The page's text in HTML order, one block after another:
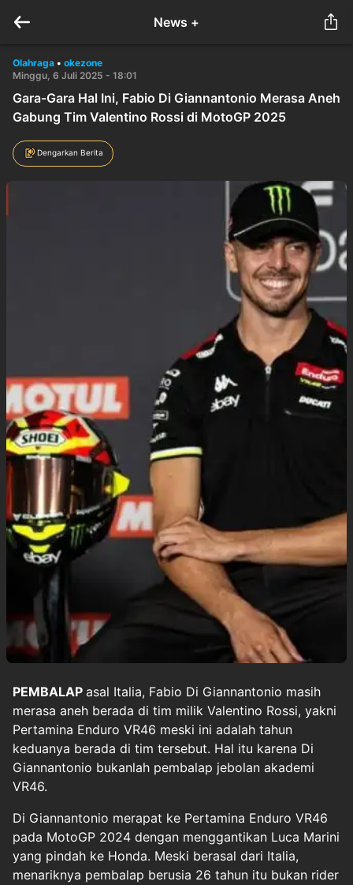
News +
Olahraga • okezone
Minggu, 6 Juli 2025 - 18:01
Gara-Gara Hal Ini, Fabio Di Giannantonio Merasa Aneh
Gabung Tim Valentino Rossi di MotoGP 2025
Dengarkan Berita
PEMBALAP asal Italia, Fabio Di Giannantonio masih
merasa aneh berada di tim milik Valentino Rossi, yakni
Pertamina Enduro VR46 meski ini adalah tahun
keduanya berada di tim tersebut. Hal itu karena Di
Giannantonio bukanlah pembalap jebolan akademi
VR46.
Di Giannantonio merapat ke Pertamina Enduro VR46
pada MotoGP 2024 dengan menggantikan Luca Marini
yang pindah ke Honda. Meski berasal dari Italia,
menariknya pembalap berusia 26 tahun itu bukan rider